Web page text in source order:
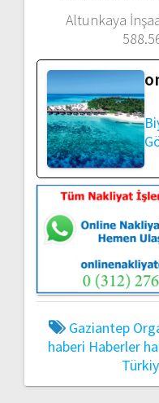
Altunkaya
Gaziantep
haberi Haberler